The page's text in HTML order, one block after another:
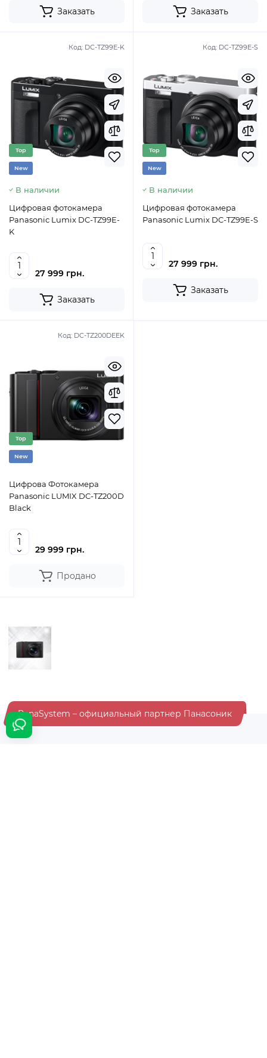
Заказать Заказать
Код: DC-TZ99E-K
Top
New
В наличии
Цифровая фотокамера
Panasonic Lumix DC-TZ99E-
K
27 999 грн.
Заказать
Код: DC-TZ99E-S
Top
New
В наличии
Цифровая фотокамера
Panasonic Lumix DC-TZ99E-S
27 999 грн.
Заказать
Код: DC-TZ200DEEK
Top
New
Цифрова Фотокамера
Panasonic LUMIX DC-TZ200D
Black
29 999 грн.
Продано
PanaSystem – официальный партнер Панасоник